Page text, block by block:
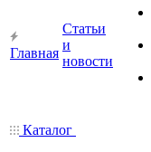
Главная
Статьи
и
новости
Каталог